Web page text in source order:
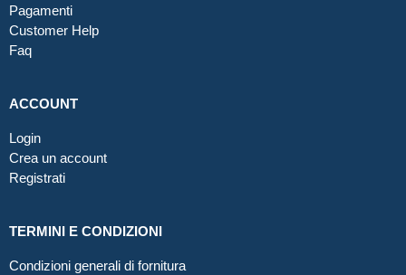
Pagamenti
Customer Help
Faq
ACCOUNT
Login
Crea un account
Registrati
TERMINI E CONDIZIONI
Condizioni generali di fornitura